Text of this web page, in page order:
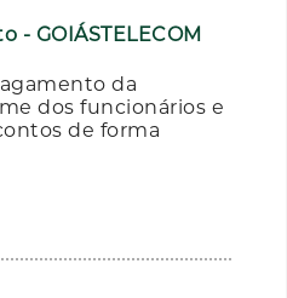
- GOIÁSTELECOM
da
dos funcionários e
de forma